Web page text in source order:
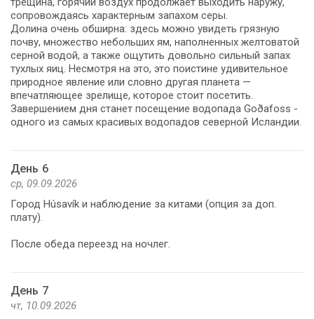
сопровождаясь характерным запахом серы.
Долина очень обширна: здесь можно увидеть грязную
почву, множество небольших ям, наполненных желтоватой
серной водой, а также ощутить довольно сильный запах
тухлых яиц. Несмотря на это, это поистине удивительное
природное явление или словно другая планета —
впечатляющее зрелище, которое стоит посетить.
Завершением дня станет посещение водопада Goðafoss -
одного из самых красивых водопадов северной Исландии.
День 6
ср, 09.09.2026
Город Húsavík и наблюдение за китами (опция за доп.
плату).
После обеда переезд на ночлег.
День 7
чт, 10.09.2026